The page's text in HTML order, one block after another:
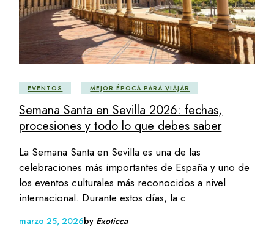
EVENTOS MEJOR ÉPOCA PARA VIAJAR
Semana Santa en Sevilla 2026: fechas,
procesiones y todo lo que debes saber
La Semana Santa en Sevilla es una de las
celebraciones más importantes de España y uno de
los eventos culturales más reconocidos a nivel
internacional. Durante estos días, la c
marzo 25, 2026by Exoticca